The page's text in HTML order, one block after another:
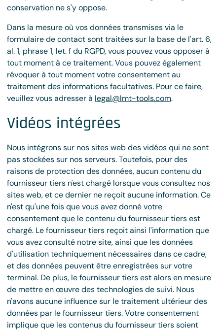
conservation ne s'y oppose.
Dans la mesure où vos données transmises via le
formulaire de contact sont traitées sur la base de l'art. 6,
al. 1, phrase 1, let. f du RGPD, vous pouvez vous opposer à
tout moment à ce traitement. Vous pouvez également
révoquer à tout moment votre consentement au
traitement des informations facultatives. Pour ce faire,
veuillez vous adresser à legal@lmt-tools.com.
Vidéos intégrées
Nous intégrons sur nos sites web des vidéos qui ne sont
pas stockées sur nos serveurs. Toutefois, pour des
raisons de protection des données, aucun contenu du
fournisseur tiers n'est chargé lorsque vous consultez nos
sites web, et ce dernier ne reçoit aucune information. Ce
n'est qu'une fois que vous avez donné votre
consentement que le contenu du fournisseur tiers est
chargé. Le fournisseur tiers reçoit ainsi l'information que
vous avez consulté notre site, ainsi que les données
d'utilisation techniquement nécessaires dans ce cadre,
et des données peuvent être enregistrées sur votre
terminal. De plus, le fournisseur tiers est alors en mesure
de mettre en œuvre des technologies de suivi. Nous
n'avons aucune influence sur le traitement ultérieur des
données par le fournisseur tiers. Votre consentement
implique que les contenus du fournisseur tiers soient